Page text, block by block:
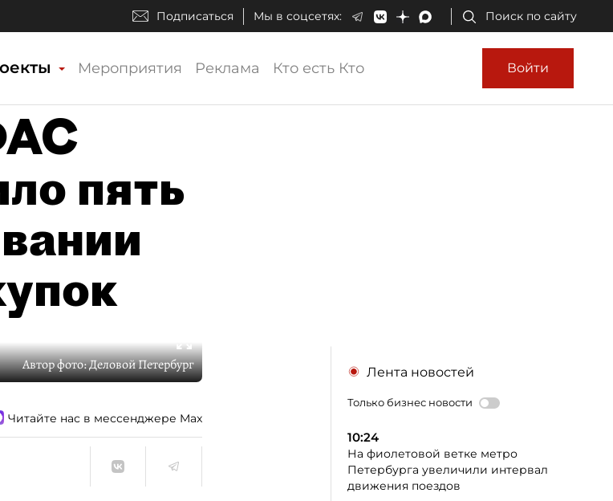
Подписаться Мы в соцсетях: Поиск по сайту
Мероприятия Реклама Кто есть Кто Войти
пять
Автор фото:Деловой Петербург
Читайте нас в мессенджере Max
Лента новостей
Только бизнес новости
10:24
На фиолетовой ветке метро
Петербурга увеличили интервал
движения поездов